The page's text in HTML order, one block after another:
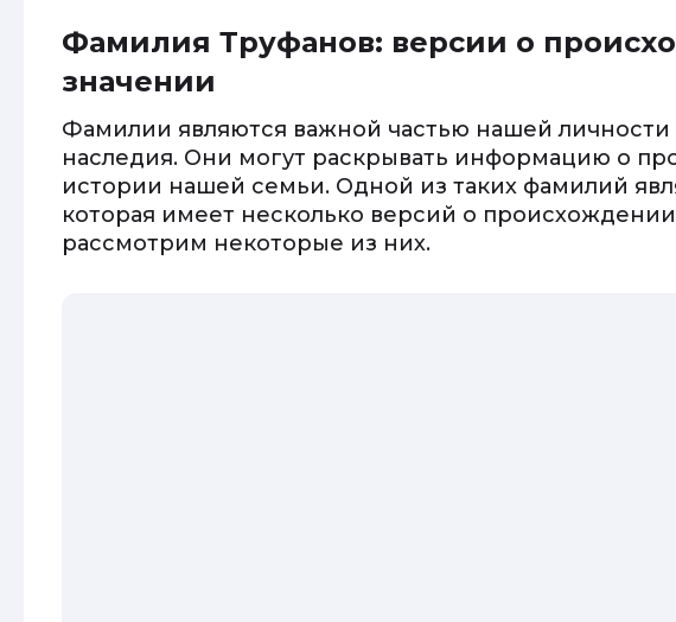
Фамилия Труфанов: версии о
значении
Фамилии являются важной частью нашей личности
наследия. Они могут раскрывать информацию о
истории нашей семьи. Одной из таких фамилий
которая имеет несколько версий о
рассмотрим некоторые из них.